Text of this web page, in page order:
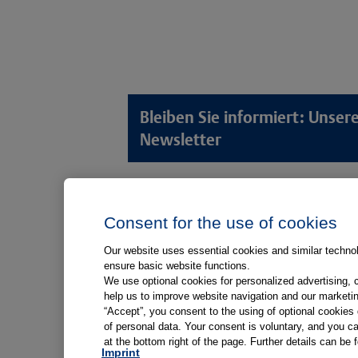
Bleiben Sie informiert:
Newsletter
Anamnese von Patient*innen
Aufnahme von Patient*innen
Aufklärung von Patient*innen
Kliniken
Medizinische Versorgungszentren
Arztpraxen
Digitale
Consent for the use of cookies
Our website uses essential cookies and similar
ensure basic website functions.
We use optional cookies for personalized
help us to improve website navigation and our
“Accept”, you consent to the using of optional
of personal data. Your consent is voluntary, and you
at the bottom right of the page. Further details can be
Imprint